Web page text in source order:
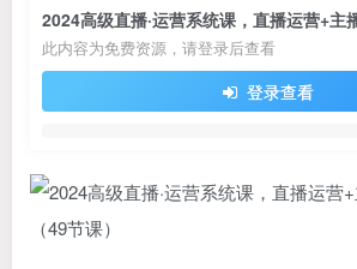
此内容为免费资源，请登录后查看
登录查看